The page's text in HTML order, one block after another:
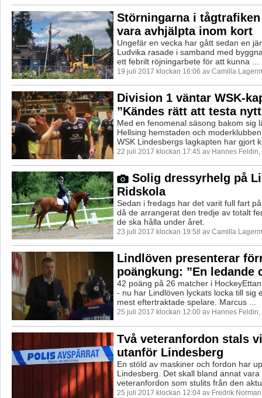
Störningarna i
vara avhjälpta inom kort
Ungefär en vecka har gått sedan en
Ludvika rasade i samband med
ett febrilt röjningarbete för att kunna ...
19 juli 2017 klockan 16:06 av Camilla
Division 1 väntar WSK-
”Kändes rätt att testa
Med en fenomenal säsong bakom sig
Hellsing hemstaden och
WSK Lindesbergs lagkapten har gjort
22 juli 2017 klockan 17:45 av Hannes
Solig dressyrhelg på
Ridskola
Sedan i fredags har det varit full fart
då de arrangerat den tredje av totalt
de ska hålla under året.
23 juli 2017 klockan 19:58 av Camilla
Lindlöven presenterar
poängkung: ”En ledande
42 poäng på 26 matcher i
- nu har Lindlöven lyckats locka till sig
mest eftertraktade spelare. Marcus ...
25 juli 2017 klockan 12:00 av Hannes
Två veteranfordon stals
utanför Lindesberg
En stöld av maskiner och fordon har
Lindesberg. Det skall bland annat vara
veteranfordon som stulits från den
25 juli 2017 klockan 12:04 av Fredrik